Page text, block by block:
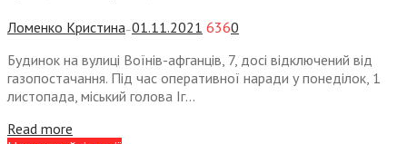
Ломенко Кристина—01.11.2021 6360
Будинок на вулиці Воїнів-афганців, 7, досі відключений від
газопостачання. Під час оперативної наради у понеділок, 1
листопада, міський голова Іг...
Read more